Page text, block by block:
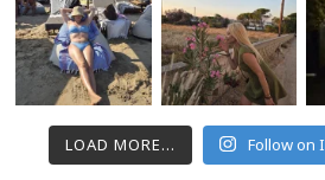
LOAD MORE... Follow on